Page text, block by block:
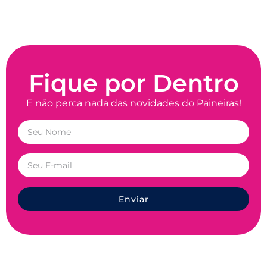
Fique por Dentro
E não perca nada das novidades do Paineiras!
Enviar